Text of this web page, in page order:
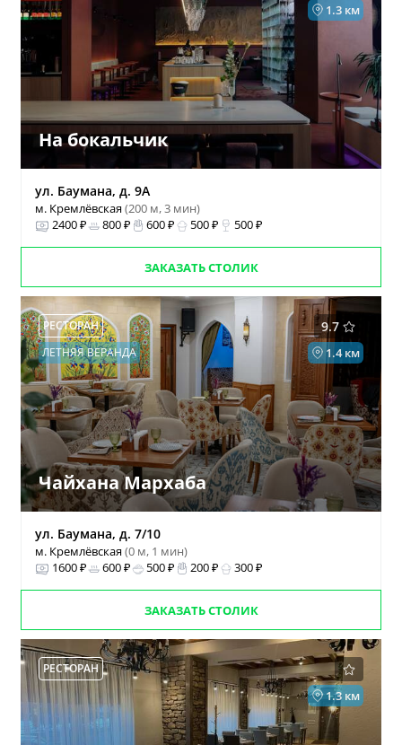
1.3 км
На бокальчик
ул. Баумана, д. 9А
м. Кремлёвская(200 м, 3 мин)
2400 ₽
800 ₽ 600 ₽ 500 ₽ 500 ₽
ЗАКАЗАТЬ СТОЛИК
9.7
РЕСТОРАН
1.4 км
ЛЕТНЯЯ ВЕРАНДА
Чайхана Мархаба
ул. Баумана, д. 7/10
м. Кремлёвская(0 м, 1 мин)
1600 ₽
600 ₽ 500 ₽ 200 ₽ 300 ₽
ЗАКАЗАТЬ СТОЛИК
РЕСТОРАН
1.3 км